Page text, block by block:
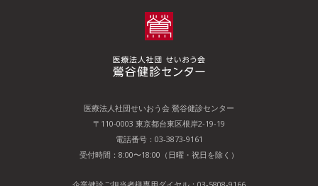
研究情報の公開について
広報誌『うぐいす下町手帖』
医療法人社団せいおう会 鶯谷健診センター
〒110-0003 東京都台東区根岸2-19-19
電話番号：03-3873-9161
受付時間：8:00〜18:00（日曜・祝日を除く）